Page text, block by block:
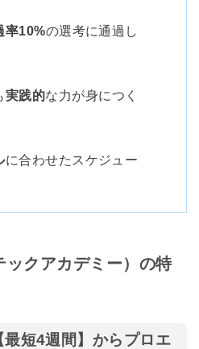
率10%の選考に通過し
実践的な力が身につく
に合わせたスケジュー
クアカデミー）の特
短4週間】からプロエ